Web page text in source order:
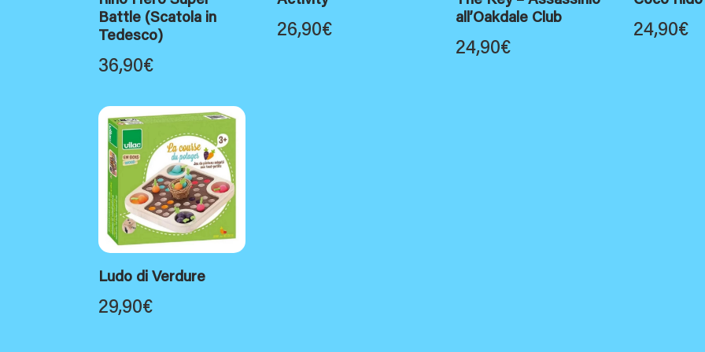
Battle (Scatola in
Tedesco)
36,90€
26,90€
all’Oakdale Club
24,90€
24,90€
Ludo di Verdure
29,90€